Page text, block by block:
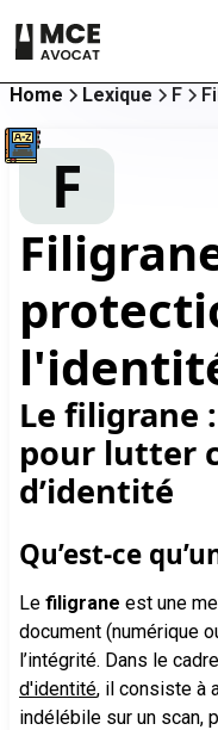
Home Lexique F
F
Le filigrane
pour lutter
d’identité
Qu’est-ce
Le filigrane est une
document (numérique
l’intégrité. Dans le
d'identité, il consiste à
indélébile sur un scan,